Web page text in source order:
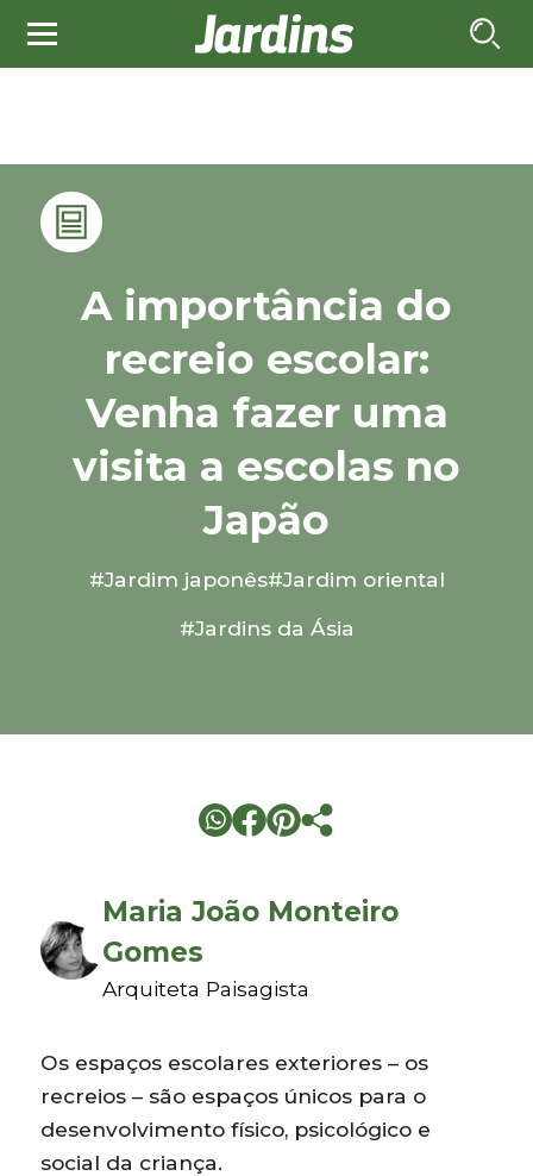
A importância do
recreio escolar:
Venha fazer uma
visita a escolas no
Japão
#Jardim japonês#Jardim oriental
#Jardins da Ásia
Maria João Monteiro
Gomes
Arquiteta Paisagista
Os espaços escolares exteriores – os
recreios – são espaços únicos para o
desenvolvimento físico, psicológico e
social da criança.